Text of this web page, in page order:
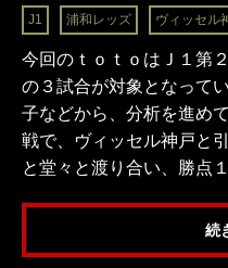
J1 浦和レッズ ヴィッセル
今回のｔｏｔｏはＪ１第
の３試合が対象となって
子などから、分析を進め
戦で、ヴィッセル神戸と
と堂々と渡り合い、勝点
続